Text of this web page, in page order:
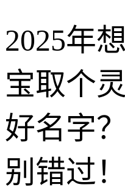
2025年
宝取个
好名字
别错过